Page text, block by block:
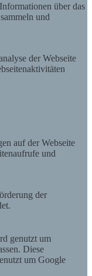
über das
und
der Webseite
auf der Webseite
und
der
genutzt um
Diese
um Google